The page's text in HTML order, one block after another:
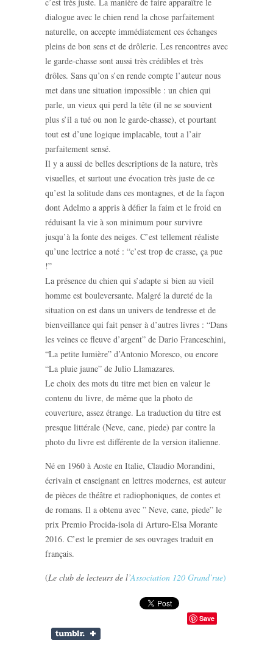
dialogue avec le chien rend la chose parfaitement
naturelle, on accepte immédiatement ces échanges
pleins de bon sens et de drôlerie. Les rencontres avec
le garde-chasse sont aussi très crédibles et très
drôles. Sans qu’on s’en rende compte l’auteur nous
met dans une situation impossible : un chien qui
parle, un vieux qui perd la tête (il ne se souvient
plus s’il a tué ou non le garde-chasse), et pourtant
tout est d’une logique implacable, tout a l’air
parfaitement sensé.
Il y a aussi de belles descriptions de la nature, très
visuelles, et surtout une évocation très juste de ce
qu’est la solitude dans ces montagnes, et de la façon
dont Adelmo a appris à défier la faim et le froid en
réduisant la vie à son minimum pour survivre
jusqu’à la fonte des neiges. C’est tellement réaliste
qu’une lectrice a noté : “c’est trop de crasse, ça pue
!”
La présence du chien qui s’adapte si bien au vieil
homme est bouleversante. Malgré la dureté de la
situation on est dans un univers de tendresse et de
bienveillance qui fait penser à d’autres livres : “Dans
les veines ce fleuve d’argent” de Dario Franceschini,
“La petite lumière” d’Antonio Moresco, ou encore
“La pluie jaune” de Julio Llamazares.
Le choix des mots du titre met bien en valeur le
contenu du livre, de même que la photo de
couverture, assez étrange. La traduction du titre est
presque littérale (Neve, cane, piede) par contre la
photo du livre est différente de la version italienne.
Né en 1960 à Aoste en Italie, Claudio Morandini,
écrivain et enseignant en lettres modernes, est auteur
de pièces de théâtre et radiophoniques, de contes et
de romans. Il a obtenu avec ” Neve, cane, piede” le
prix Premio Procida-isola di Arturo-Elsa Morante
2016. C’est le premier de ses ouvrages traduit en
français.
(Le club de lecteurs de l’Association 120 Grand’rue)
Save